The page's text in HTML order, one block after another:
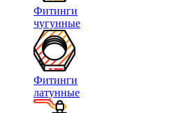
Фитинги
чугунные
Фитинги
латунные